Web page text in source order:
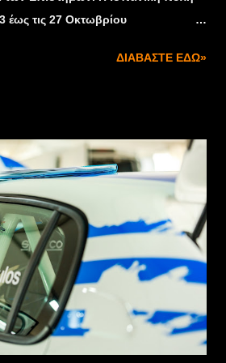
έως τις 27 Οκτωβρίου
σε 8 διαφορετικές
Jr , ο Νικόλας Καραγιάννης
τερματίζοντας στην 13η θέση
τη διάρκεια του αγώνα έδειξε
τον δεύτερο ταχύτερο
Up, γεγονός που αναδεικνύει το
του για το μέλλον. Ο Jean Paul
Karting Sprint Sr, εκκίνησε τον
18η θέση και ολοκλήρωσε στην
αγωνιστικό πνεύμα και
ΔΙΑΒΆΣΤΕ ΕΔΏ»